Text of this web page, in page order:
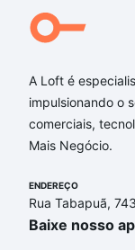
A Loft é
impulsionando o
comerciais,
Mais Negócio.
ENDEREÇO
Rua Tabapuã,
Baixe nosso